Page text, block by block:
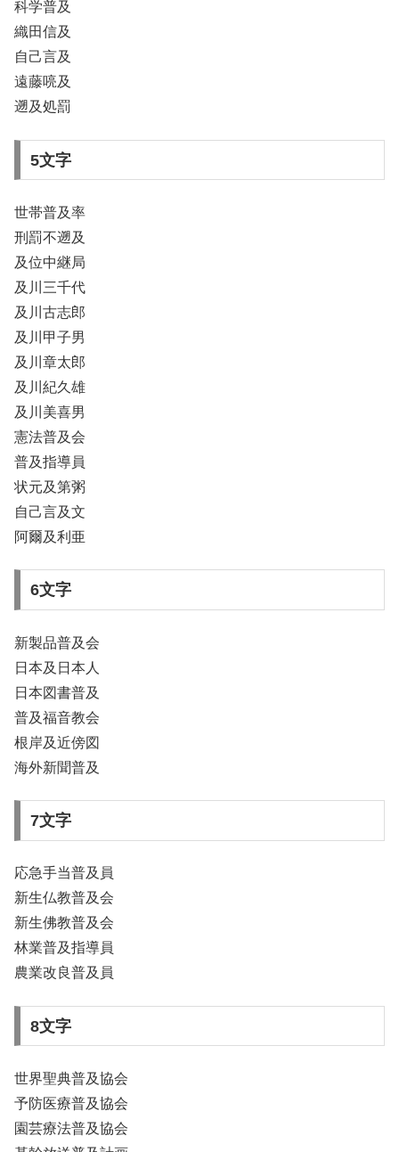
科学普及
織田信及
自己言及
遠藤喨及
遡及処罰
5文字
世帯普及率
刑罰不遡及
及位中継局
及川三千代
及川古志郎
及川甲子男
及川章太郎
及川紀久雄
及川美喜男
憲法普及会
普及指導員
状元及第粥
自己言及文
阿爾及利亜
6文字
新製品普及会
日本及日本人
日本図書普及
普及福音教会
根岸及近傍図
海外新聞普及
7文字
応急手当普及員
新生仏教普及会
新生佛教普及会
林業普及指導員
農業改良普及員
8文字
世界聖典普及協会
予防医療普及協会
園芸療法普及協会